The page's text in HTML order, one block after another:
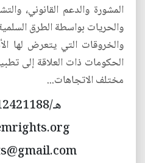
المشورة والدعم القانوني،
والحريات بواسطة الطرق
والخروقات التي يتعرض لها
الحكومات ذات العلاقة إلى
مختلف الاتجاهات...
هـ/7712421188+964